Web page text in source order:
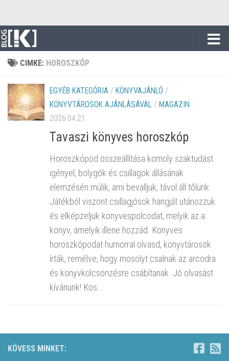
CIMKE: HOROSZKÓP
EGYÉB KATEGÓRIA / KÖNYVAJÁNLÓ /
KÖNYVTÁROSOK AJÁNLÁSÁVAL / MAGAZIN
2026.04.21.
Tavaszi könyves horoszkóp
Horoszkópod összeállítása komoly szaktudást
igényel, bolygók és csillagok állásának
elemzésén múlik, ami bevalljuk, távol áll tőlünk.
Játékból viszont csillagjósok hangját utánozzuk
és elképzeljük könyvespolcodat, melyik az a
könyv, amelyik illene hozzád. Könyves
horoszkópodat humorral olvasd, könyvtárosok
írták, remélve, hogy mosolyt csalnak az arcodra
és könyvkölcsönzésre csábítanak. Jó olvasást
kívánunk! Kos...
KÖVESS MINKET: